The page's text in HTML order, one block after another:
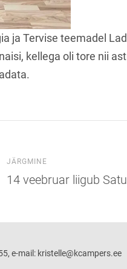
ja Tervise teemadel
kellega oli tore nii
JÄRGMINE
14 veebruar liigub
e-mail: kristelle@kcampers.ee